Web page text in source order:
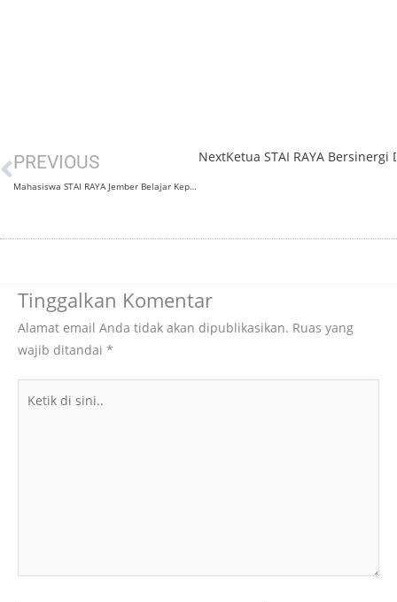
Prev
PREVIOUS
Mahasiswa STAI RAYA Jember Belajar Kepenulisan Akademik di Airlangga University Press
NextKetua STAI RAYA
Tinggalkan Komentar
Alamat email Anda tidak akan dipublikasikan. Ruas yang
wajib ditandai *